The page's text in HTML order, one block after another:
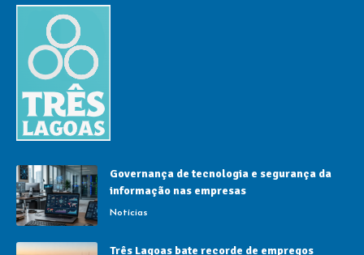
Governança de tecnologia e segurança da
informação nas empresas
Notícias
Três Lagoas bate recorde de empregos